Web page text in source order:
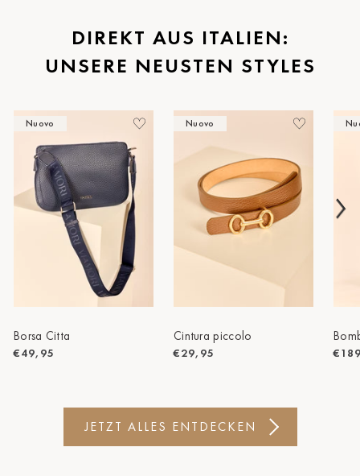
St.Pölten
Staufen
Timmendorf
Tulln
Tuttlingen
Wien Hietzing (13.Bez.)
Zwettl
DIREKT AUS ITALIEN:
UNSERE NEUSTEN STYLES
Nuovo
Borsa Citta
€49,95
Nuovo
Cintura piccolo
€29,95
JETZT ALLES ENTDECKEN